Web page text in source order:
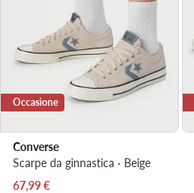
Occasione
Converse
Scarpe da ginnastica · Beige
Prezzo attuale
67,99€